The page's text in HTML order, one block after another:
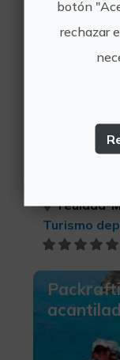
Alquila
Moraira
Teulada-
Turismo
botón
rechazar